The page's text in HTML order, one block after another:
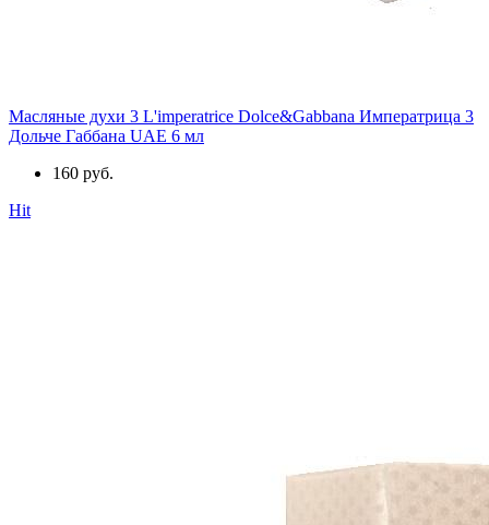
Масляные духи 3 L'imperatrice Dolce&Gabbana Императрица 3
Дольче Габбана UAE 6 мл
160 руб.
Hit